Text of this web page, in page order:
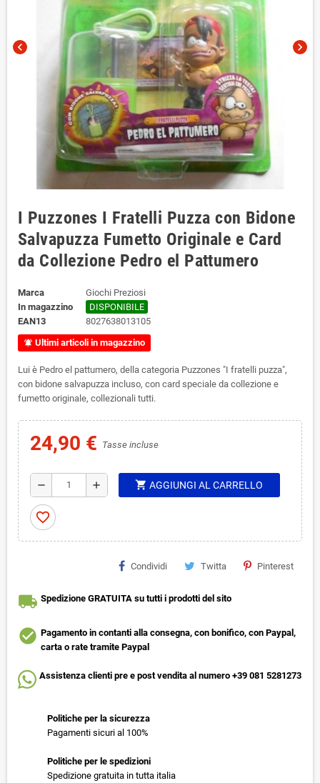
chevron_left chevron_right
I Puzzones I Fratelli Puzza con Bidone
Salvapuzza Fumetto Originale e Card
da Collezione Pedro el Pattumero
Marca
Giochi Preziosi
In magazzino
DISPONIBILE
EAN13
8027638013105
notifications_active Ultimi articoli in magazzino
Lui è Pedro el pattumero, della categoria Puzzones "I fratelli puzza",
con bidone salvapuzza incluso, con card speciale da collezione e
fumetto originale, collezionali tutti.
24,90 € Tasse incluse
remove add shopping_cart AGGIUNGI AL CARRELLO
favorite_border
Condividi Twitta Pinterest
local_shipping Spedizione GRATUITA su tutti i prodotti del sito
check_circle Pagamento in contanti alla consegna, con bonifico, con Paypal,
carta o rate tramite Paypal
Assistenza clienti pre e post vendita al numero +39 081 5281273
Politiche per la sicurezza
Pagamenti sicuri al 100%
Politiche per le spedizioni
Spedizione gratuita in tutta italia